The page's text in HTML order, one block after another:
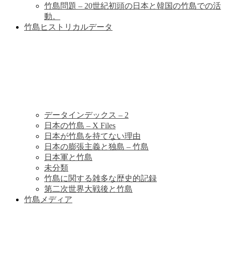
竹島問題 – 20世紀初頭の日本と韓国の竹島での活
動。
竹島ヒストリカルデータ
データインデックス – 2
日本の竹島 – X Files
日本が竹島を持てない理由
日本の膨張主義と独島 – 竹島
日本軍と竹島
未分類
竹島に関する雑多な歴史的記録
第二次世界大戦後と竹島
竹島メディア